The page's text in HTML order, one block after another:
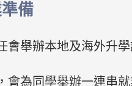
備
會舉辦本地及海外升
會為同學舉辦一連串